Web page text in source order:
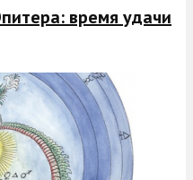
время удачи